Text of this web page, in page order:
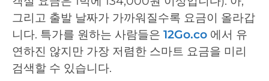
그리고 출발 날짜가 가까워질수록 요금이 올라갑
니다. 특가를 원하는 사람들은 12Go.co 에서 유
연하진 않지만 가장 저렴한 스마트 요금을 미리
검색할 수 있습니다.